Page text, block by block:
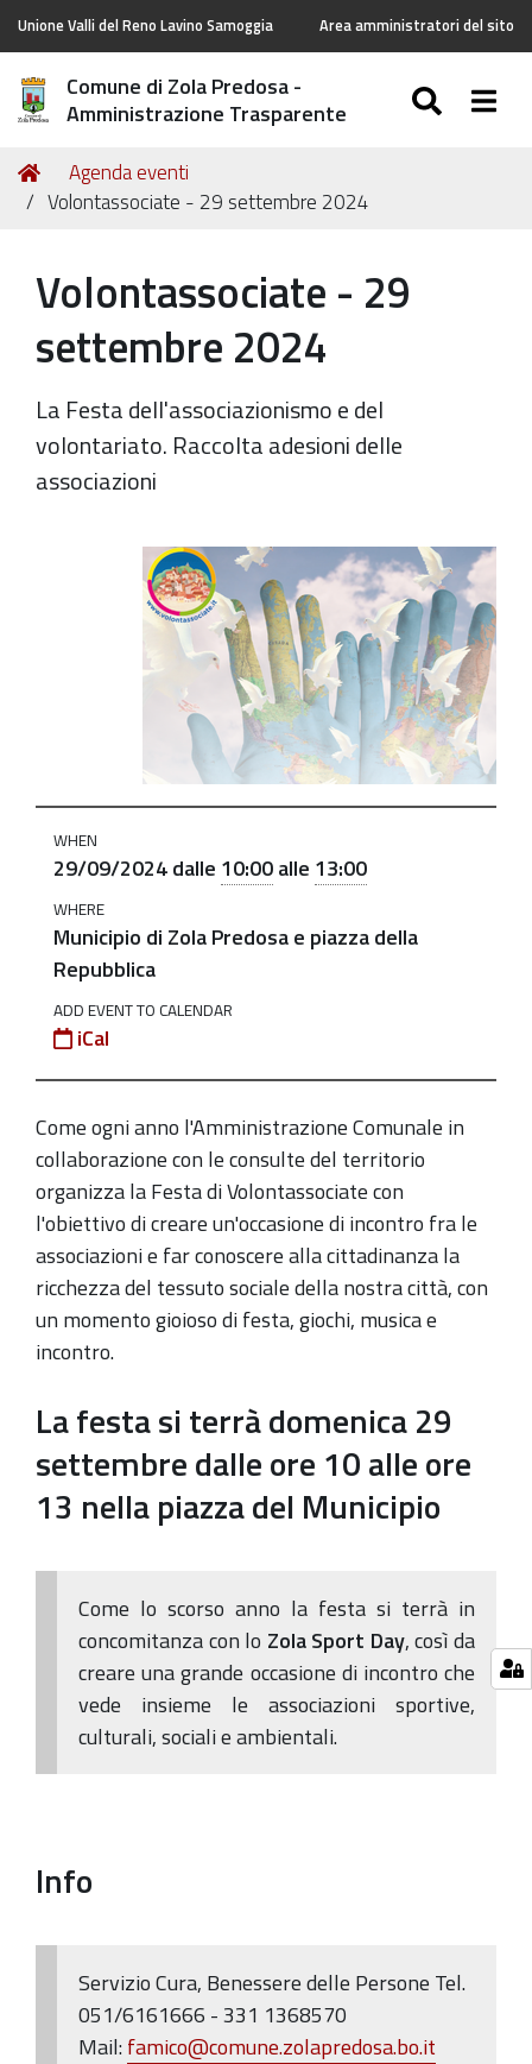
Unione Valli del Reno Lavino Samoggia Area amministratori del sito
Comune di Zola Predosa -
Amministrazione Trasparente
Tu
sei
Home
Agenda eventi
Volontassociate - 29 settembre 2024
Volontassociate - 29
settembre 2024
La Festa dell'associazionismo e del
volontariato. Raccolta adesioni delle
associazioni
https://old.comune.zolapredosa.bo.it/events/
Volontassociate
2024-
09-
29T10:00:00+02:00
2024-
09-
29T13:00:00+02:00
La
Festa
dell'associazionismo
del
volontariato.
Raccolta
adesioni
delle
associazioni
WHEN
29/09/2024dalle 10:00alle 13:00
WHERE
Municipio di Zola Predosa e piazza della
Repubblica
ADD EVENT TO CALENDAR
iCal
Come ogni anno l'Amministrazione Comunale in
collaborazione con le consulte del territorio
organizza la Festa di Volontassociate con
l'obiettivo di creare un'occasione di incontro fra le
associazioni e far conoscere alla cittadinanza la
ricchezza del tessuto sociale della nostra città,con
un momento gioioso di festa, giochi, musica e
incontro.
La festa si terrà domenica 29
settembre dalle ore 10 alle ore
13 nella piazza del Municipio
Come lo scorso anno la festa si terrà in
concomitanza con lo Zola Sport Day, così da
creare una grande occasione di incontro che
vede insieme le associazioni sportive,
culturali, sociali e ambientali.
Info
Servizio Cura, Benessere delle Persone Tel.
051/6161666 - 331 1368570
Mail:famico@comune.zolapredosa.bo.it